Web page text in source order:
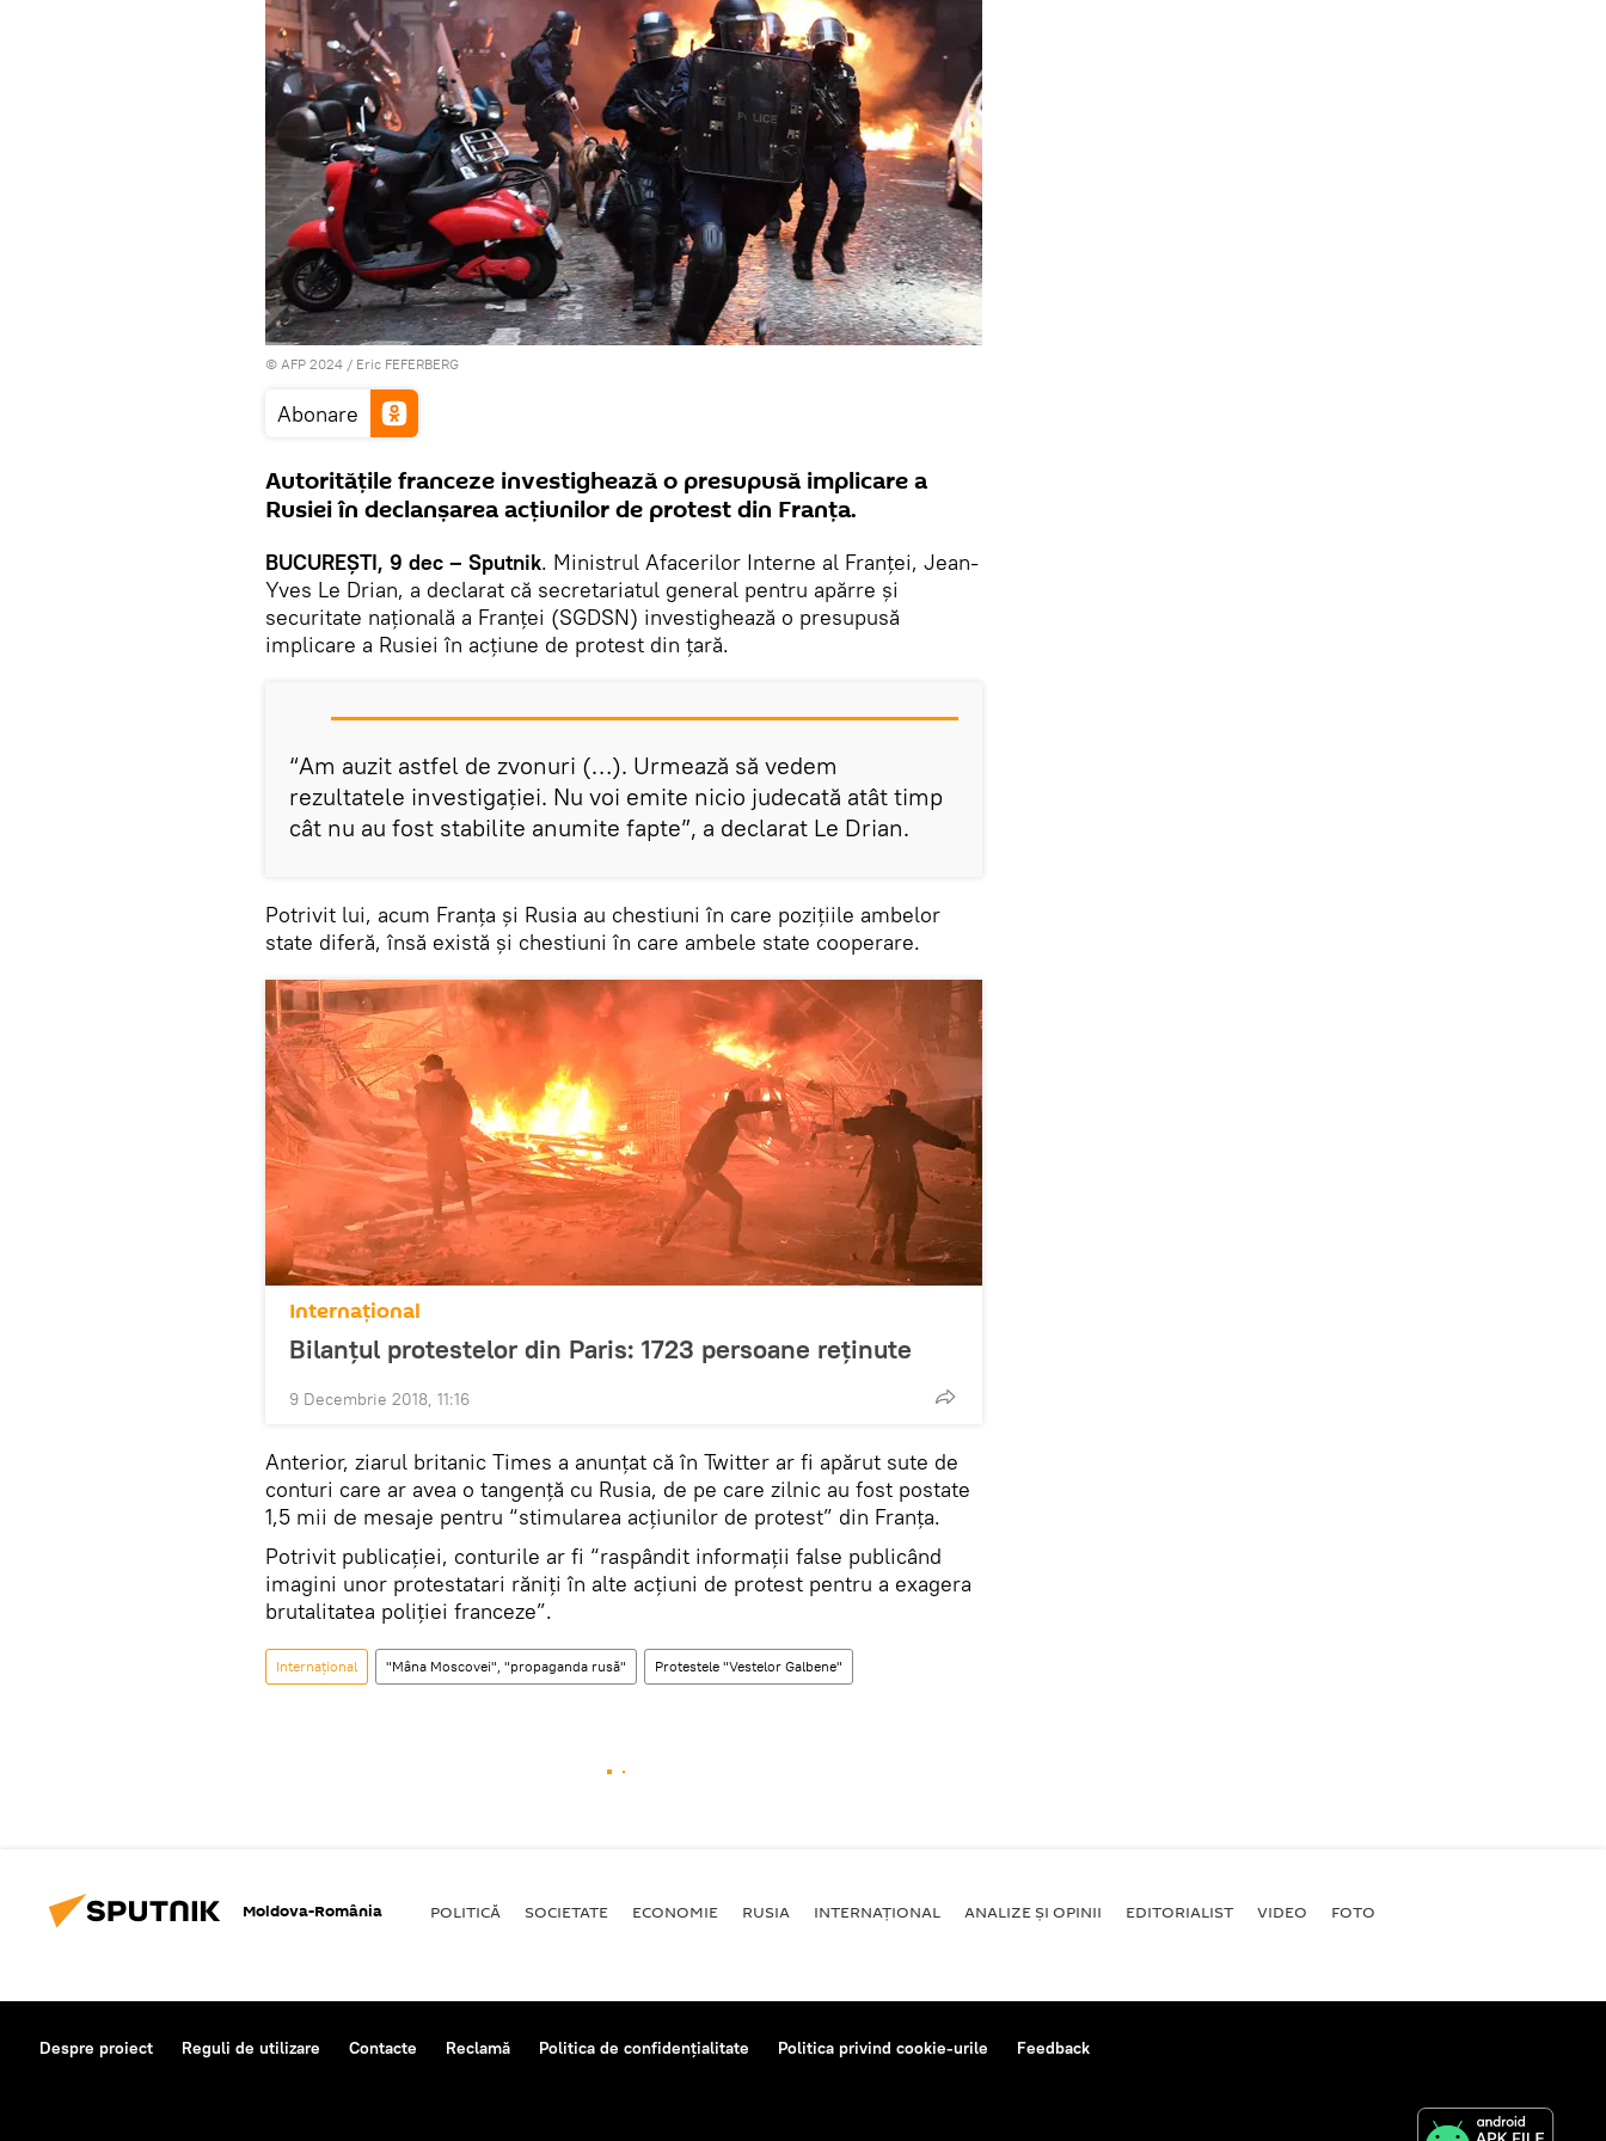
© AFP 2024 / Eric FEFERBERG
Abonare
Autoritățile franceze investighează o presupusă implicare a
Rusiei în declanșarea acțiunilor de protest din Franța.
BUCUREȘTI, 9 dec – Sputnik. Ministrul Afacerilor Interne al Franței, Jean-
Yves Le Drian, a declarat că secretariatul general pentru apărre și
securitate națională a Franței (SGDSN) investighează o presupusă
implicare a Rusiei în acțiune de protest din țară.
“Am auzit astfel de zvonuri (…). Urmează să vedem
rezultatele investigației. Nu voi emite nicio judecată atât timp
cât nu au fost stabilite anumite fapte”, a declarat Le Drian.
Potrivit lui, acum Franța și Rusia au chestiuni în care pozițiile ambelor
state diferă, însă există și chestiuni în care ambele state cooperare.
Internaţional
Bilanțul protestelor din Paris: 1723 persoane reținute
9 Decembrie 2018, 11:16
Anterior, ziarul britanic Times a anunțat că în Twitter ar fi apărut sute de
conturi care ar avea o tangență cu Rusia, de pe care zilnic au fost postate
1,5 mii de mesaje pentru “stimularea acțiunilor de protest” din Franța.
Potrivit publicației, conturile ar fi “raspândit informații false publicând
imagini unor protestatari răniți în alte acțiuni de protest pentru a exagera
brutalitatea poliției franceze”.
Internaţional "Mâna Moscovei", "propaganda rusă" Protestele "Vestelor Galbene"
Moldova-România POLITICĂ SOCIETATE ECONOMIE RUSIA INTERNAŢIONAL ANALIZE ȘI OPINII EDITORIALIST VIDEO FOTO
Despre proiect Reguli de utilizare Contacte Reclamă Politica de confidențialitate Politica privind cookie-urile Feedback